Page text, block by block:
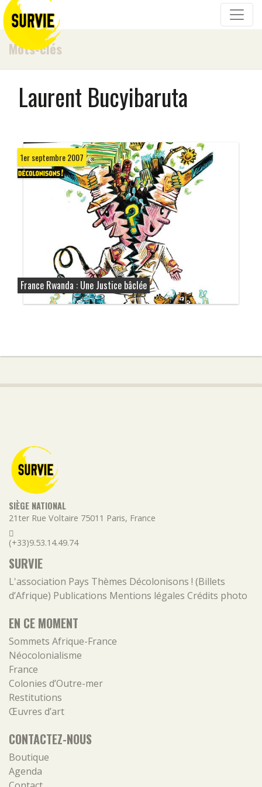
Mots-clés
Laurent Bucyibaruta
1er septembre 2007
France Rwanda : Une Justice bâclée
SIÈGE NATIONAL
21ter Rue Voltaire 75011 Paris, France
(+33)9.53.14.49.74
SURVIE
L'association Pays Thèmes Décolonisons ! (Billets
d’Afrique) Publications Mentions légales Crédits photo
EN CE MOMENT
Sommets Afrique-France
Néocolonialisme
France
Colonies d’Outre-mer
Restitutions
Œuvres d’art
CONTACTEZ-NOUS
Boutique
Agenda